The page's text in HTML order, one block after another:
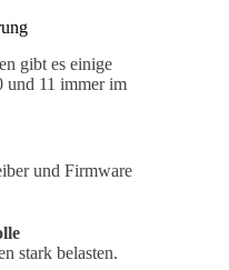
gibt es einige
und 11 immer im
und Firmware
stark belasten.